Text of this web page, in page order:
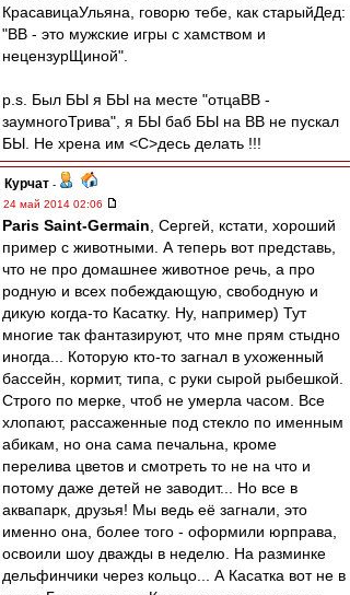
КрасавицаУльяна, говорю тебе, как старыйДед:
"ВВ - это мужские игры с хамством и
нецензурЩиной".
p.s. Был БЫ я БЫ на месте "отцаВВ -
заумногоТрива", я БЫ баб БЫ на ВВ не пускал
БЫ. Не хрена им <C>десь делать !!!
Курчат -
24 май 2014 02:06
Paris Saint-Germain , Сергей, кстати, хороший
пример с животными. А теперь вот представь,
что не про домашнее животное речь, а про
родную и всех побеждающую, свободную и
дикую когда-то Касатку. Ну, например) Тут
многие так фантазируют, что мне прям стыдно
иногда... Которую кто-то загнал в ухоженный
бассейн, кормит, типа, с руки сырой рыбешкой.
Строго по мерке, чтоб не умерла часом. Все
хлопают, рассаженные под стекло по именным
абикам, но она сама печальна, кроме
перелива цветов и смотреть то не на что и
потому даже детей не заводит... Но все в
аквапарк, друзья! Мы ведь её загнали, это
именно она, более того - оформили юрправа,
освоили шоу дважды в неделю. На разминке
дельфинчики через кольцо... А Касатка вот не в